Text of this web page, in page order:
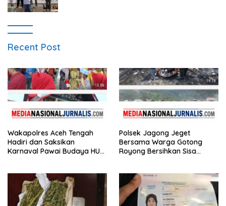
Recent Post
Wakapolres Aceh Tengah
Hadiri dan Saksikan
Karnaval Pawai Budaya HUT
Polsek Jagong Jeget
Bersama Warga Gotong
Royong Bersihkan Sisa